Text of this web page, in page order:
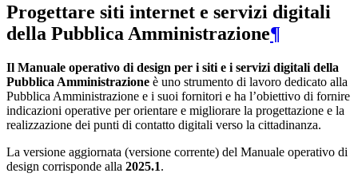
Progettare siti internet e servizi digitali
della Pubblica Amministrazione¶
Il Manuale operativo di design per i siti e i servizi digitali della
Pubblica Amministrazione è uno strumento di lavoro dedicato alla
Pubblica Amministrazione e i suoi fornitori e ha l’obiettivo di fornire
indicazioni operative per orientare e migliorare la progettazione e la
realizzazione dei punti di contatto digitali verso la cittadinanza.
La versione aggiornata (versione corrente) del Manuale operativo di
design corrisponde alla 2025.1.